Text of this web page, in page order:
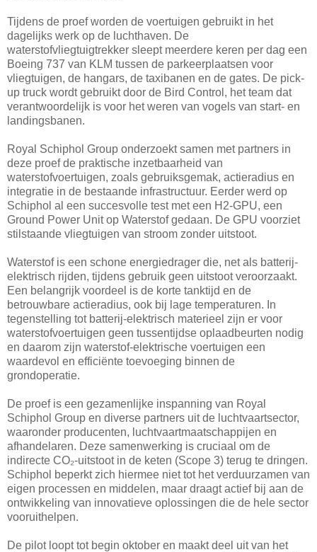
Tijdens de proef worden de voertuigen gebruikt in het
dagelijks werk op de luchthaven. De
waterstofvliegtuigtrekker sleept meerdere keren per dag een
Boeing 737 van KLM tussen de parkeerplaatsen voor
vliegtuigen, de hangars, de taxibanen en de gates. De pick-
up truck wordt gebruikt door de Bird Control, het team dat
verantwoordelijk is voor het weren van vogels van start- en
landingsbanen.
Royal Schiphol Group onderzoekt samen met partners in
deze proef de praktische inzetbaarheid van
waterstofvoertuigen, zoals gebruiksgemak, actieradius en
integratie in de bestaande infrastructuur. Eerder werd op
Schiphol al een succesvolle test met een H2-GPU, een
Ground Power Unit op Waterstof gedaan. De GPU voorziet
stilstaande vliegtuigen van stroom zonder uitstoot.
Waterstof is een schone energiedrager die, net als batterij-
elektrisch rijden, tijdens gebruik geen uitstoot veroorzaakt.
Een belangrijk voordeel is de korte tanktijd en de
betrouwbare actieradius, ook bij lage temperaturen. In
tegenstelling tot batterij-elektrisch materieel zijn er voor
waterstofvoertuigen geen tussentijdse oplaadbeurten nodig
en daarom zijn waterstof-elektrische voertuigen een
waardevol en efficiënte toevoeging binnen de
grondoperatie.
De proef is een gezamenlijke inspanning van Royal
Schiphol Group en diverse partners uit de luchtvaartsector,
waaronder producenten, luchtvaartmaatschappijen en
afhandelaren. Deze samenwerking is cruciaal om de
indirecte CO₂-uitstoot in de keten (Scope 3) terug te dringen.
Schiphol beperkt zich hiermee niet tot het verduurzamen van
eigen processen en middelen, maar draagt actief bij aan de
ontwikkeling van innovatieve oplossingen die de hele sector
vooruithelpen.
De pilot loopt tot begin oktober en maakt deel uit van het